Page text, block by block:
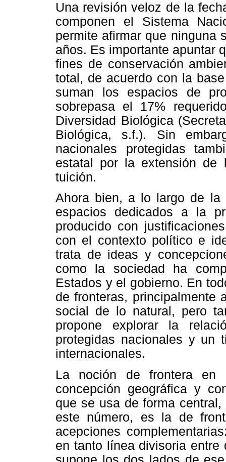
Una revisión veloz de la
componen el Sistema
permite afirmar que ninguna
años. Es importante apuntar
fines de conservación
total, de acuerdo con la
suman los espacios de
sobrepasa el 17%
Diversidad Biológica
Biológica, s.f.). Sin
nacionales protegidas
estatal por la extensión de
tuición.
Ahora bien, a lo largo de la
espacios dedicados a la
producido con
con el contexto político e
trata de ideas y
como la sociedad ha
Estados y el gobierno. En
de fronteras, principalmente
social de lo natural, pero
propone explorar la
protegidas nacionales y un
internacionales.
La noción de frontera en
concepción geográfica y
que se usa de forma
este número, es la de
acepciones
en tanto línea divisoria